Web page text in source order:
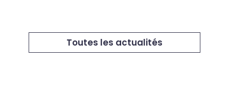
Toutes les actualités